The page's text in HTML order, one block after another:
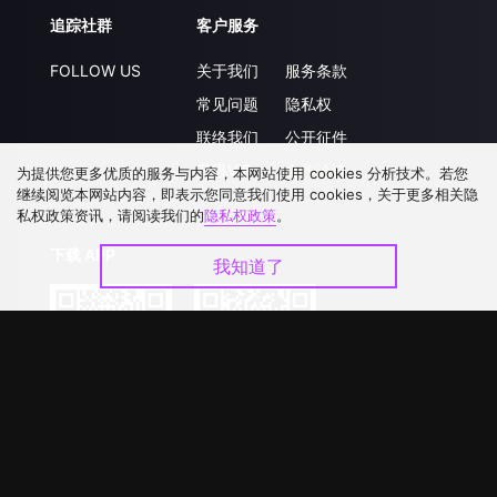
追踪社群
FOLLOW US
客户服务
关于我们
常见问题
联络我们
升级VIP
服务条款
隐私权
公开征件
合作洽談
为提供您更多优质的服务与内容，本网站使用 cookies 分析技术。若您
继续阅览本网站内容，即表示您同意我们使用 cookies，关于更多相关隐
私权政策资讯，请阅读我们的隐私权政策。
我知道了